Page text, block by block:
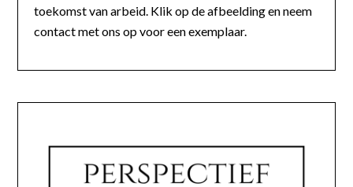
toekomst van arbeid. Klik op de afbeelding en neem
contact met ons op voor een exemplaar.